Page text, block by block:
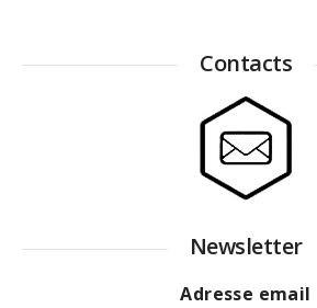
Contacts
Newsletter
Adresse email